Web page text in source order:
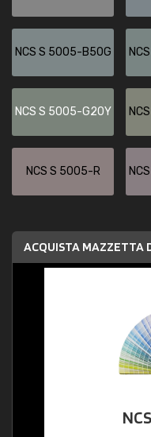
NCS S 5005-B50G
NCS S 5005-G20Y
NCS S 5005-R
ACQUISTA MAZZETTA